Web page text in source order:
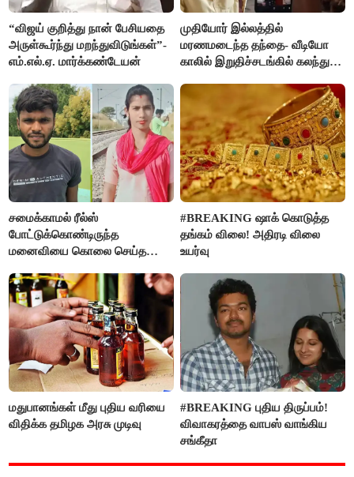
“விஜய் குறித்து நான் பேசியதை
அருள்கூர்ந்து மறந்துவிடுங்கள்”-
எம்.எல்.ஏ. மார்க்கண்டேயன்
முதியோர் இல்லத்தில்
மரணமடைந்த தந்தை- வீடியோ
காலில் இறுதிச்சடங்கில் கலந்து
சமைக்காமல் ரீல்ஸ்
போட்டுக்கொண்டிருந்த
மனைவியை கொலை செய்த
#BREAKING ஷாக் கொடுத்த
தங்கம் விலை! அதிரடி விலை
உயர்வு
மதுபானங்கள் மீது புதிய வரியை
விதிக்க தமிழக அரசு முடிவு
#BREAKING புதிய திருப்பம்!
விவாகரத்தை வாபஸ் வாங்கிய
சங்கீதா